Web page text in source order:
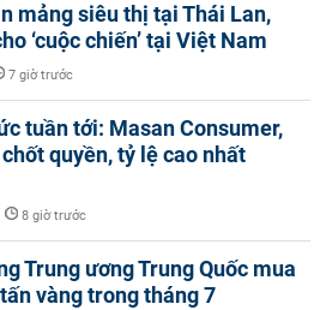
mảng siêu thị tại Thái Lan,
‘cuộc chiến’ tại Việt Nam
7 giờ trước
tuần tới: Masan Consumer,
chốt quyền, tỷ lệ cao nhất
8 giờ trước
Trung ương Trung Quốc mua
vàng trong tháng 7